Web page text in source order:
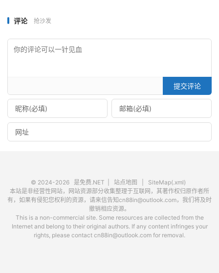
评论 抢沙发
提交评论
© 2024-2026 是免费.NET 站点地图
SiteMap(.xml)
本站是非经营性网站，网站资源部分收集整理于互联网，其著作权归原作者所
有，如果有侵犯您权利的资源，请来信告知cn88in@outlook.com，我们将及时
撤销相应资源。
This is a non-commercial site. Some resources are collected from the
Internet and belong to their original authors. If any content infringes your
rights, please contact cn88in@outlook.com for removal.